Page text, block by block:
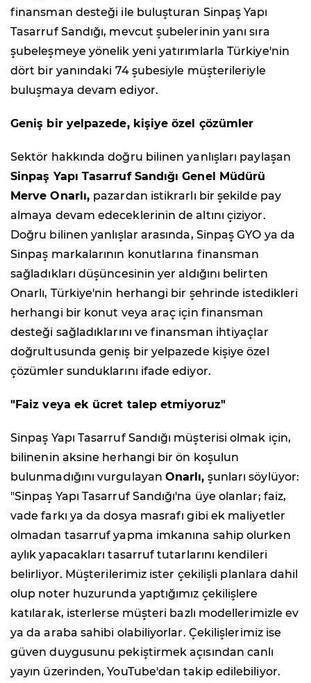
finansman desteği ile buluşturan Sinpaş Yapı
Tasarruf Sandığı, mevcut şubelerinin yanı sıra
şubeleşmeye yönelik yeni yatırımlarla Türkiye'nin
dört bir yanındaki 74 şubesiyle müşterileriyle
buluşmaya devam ediyor.
Geniş bir yelpazede, kişiye özel çözümler
Sektör hakkında doğru bilinen yanlışları paylaşan
Sinpaş Yapı Tasarruf Sandığı Genel Müdürü
Merve Onarlı, pazardan istikrarlı bir şekilde pay
almaya devam edeceklerinin de altını çiziyor.
Doğru bilinen yanlışlar arasında, Sinpaş GYO ya da
Sinpaş markalarının konutlarına finansman
sağladıkları düşüncesinin yer aldığını belirten
Onarlı, Türkiye'nin herhangi bir şehrinde istedikleri
herhangi bir konut veya araç için finansman
desteği sağladıklarını ve finansman ihtiyaçlar
doğrultusunda geniş bir yelpazede kişiye özel
çözümler sunduklarını ifade ediyor.
"Faiz veya ek ücret talep etmiyoruz"
Sinpaş Yapı Tasarruf Sandığı müşterisi olmak için,
bilinenin aksine herhangi bir ön koşulun
bulunmadığını vurgulayanOnarlı, şunları söylüyor:
"Sinpaş Yapı Tasarruf Sandığı'na üye olanlar; faiz,
vade farkı ya da dosya masrafı gibi ek maliyetler
olmadan tasarruf yapma imkanına sahip olurken
aylık yapacakları tasarruf tutarlarını kendileri
belirliyor. Müşterilerimiz ister çekilişli planlara dahil
olup noter huzurunda yaptığımız çekilişlere
katılarak, isterlerse müşteri bazlı modellerimizle ev
ya da araba sahibi olabiliyorlar. Çekilişlerimiz ise
güven duygusunu pekiştirmek açısından canlı
yayın üzerinden, YouTube'dan takip edilebiliyor.